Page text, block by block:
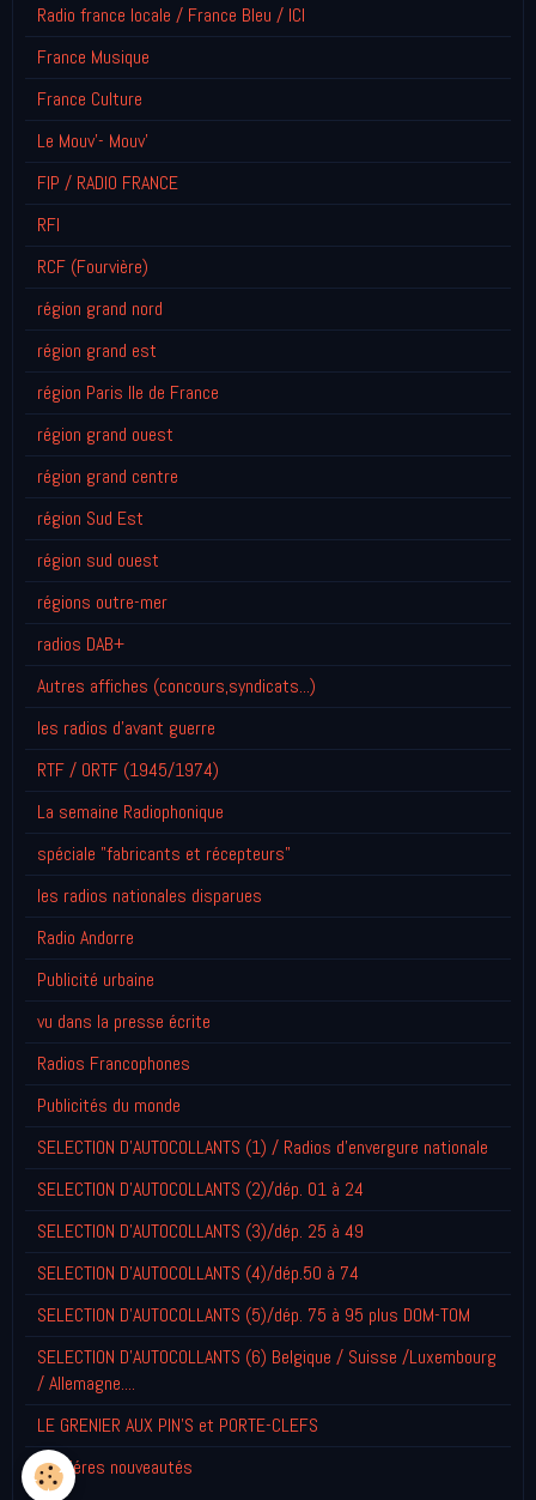
Radio france locale / France Bleu / ICI
France Musique
France Culture
Le Mouv'- Mouv'
FIP / RADIO FRANCE
RFI
RCF (Fourvière)
région grand nord
région grand est
région Paris Ile de France
région grand ouest
région grand centre
région Sud Est
région sud ouest
régions outre-mer
radios DAB+
Autres affiches (concours,syndicats...)
les radios d'avant guerre
RTF / ORTF (1945/1974)
La semaine Radiophonique
spéciale "fabricants et récepteurs"
les radios nationales disparues
Radio Andorre
Publicité urbaine
vu dans la presse écrite
Radios Francophones
Publicités du monde
SELECTION D'AUTOCOLLANTS (1) / Radios d'envergure nationale
SELECTION D'AUTOCOLLANTS (2)/dép. 01 à 24
SELECTION D'AUTOCOLLANTS (3)/dép. 25 à 49
SELECTION D'AUTOCOLLANTS (4)/dép.50 à 74
SELECTION D'AUTOCOLLANTS (5)/dép. 75 à 95 plus DOM-TOM
SELECTION D'AUTOCOLLANTS (6) Belgique / Suisse /Luxembourg
/ Allemagne....
LE GRENIER AUX PIN'S et PORTE-CLEFS
Derniéres nouveautés